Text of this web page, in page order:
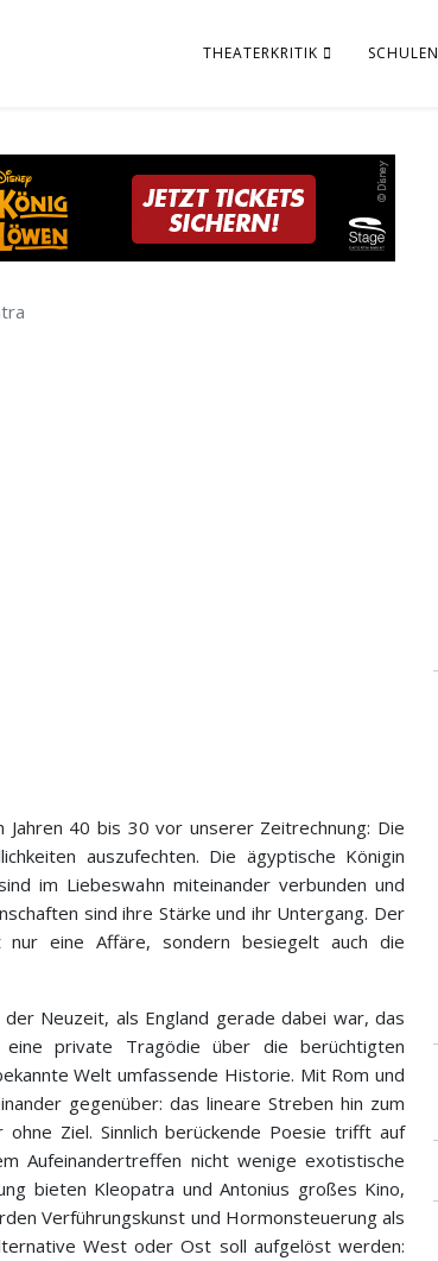
THEATERKRITIK SCHULEN
40 bis 30 vor unserer Zeitrechnung: Die
auszufechten. Die ägyptische Königin
im Liebeswahn miteinander verbunden und
sind ihre Stärke und ihr Untergang. Der
eine Affäre, sondern besiegelt auch die
Neuzeit, als England gerade dabei war, das
eine private Tragödie über die berüchtigten
Welt umfassende Historie. Mit Rom und
gegenüber: das lineare Streben hin zum
Ziel. Sinnlich berückende Poesie trifft auf
Aufeinandertreffen nicht wenige exotistische
bieten Kleopatra und Antonius großes Kino,
Verführungskunst und Hormonsteuerung als
West oder Ost soll aufgelöst werden: